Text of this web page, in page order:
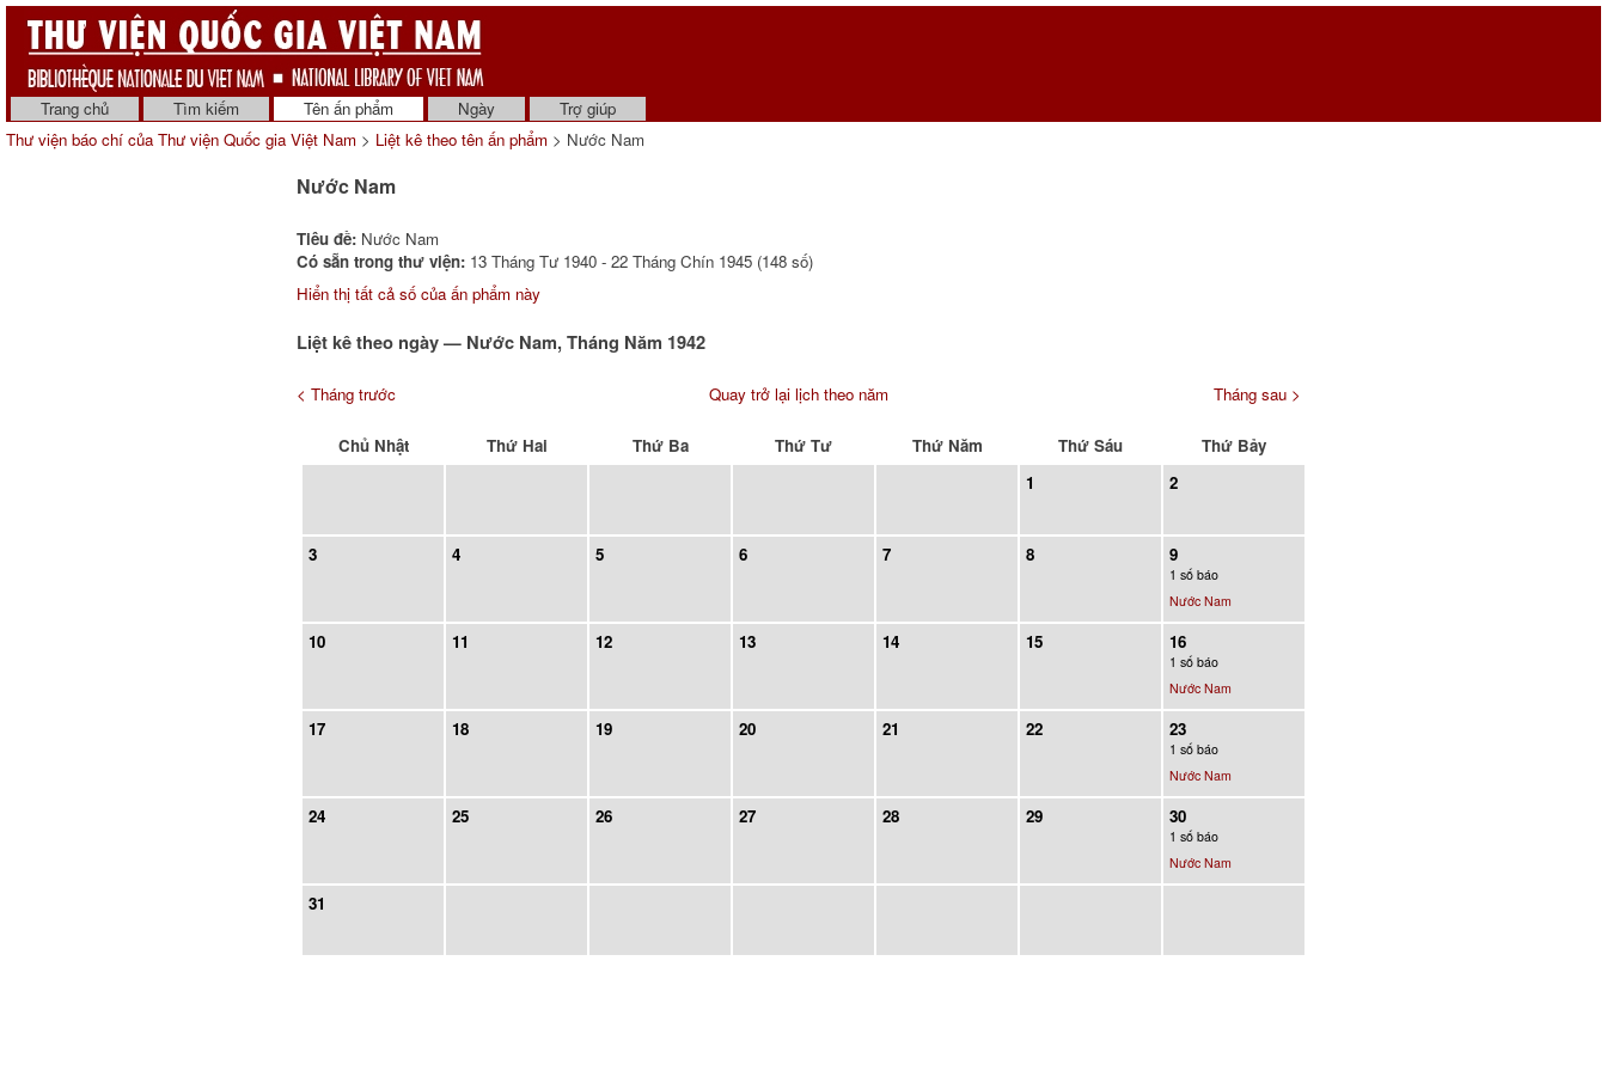
Trang chủ Tìm kiếm Tên ấn phẩm Ngày
Trợ giúp
Thư viện báo chí của Thư viện Quốc gia Việt Nam > Liệt kê theo tên ấn phẩm > Nước Nam
Nước Nam
Tiêu đề: Nước Nam
Có sẵn trong thư viện: 13 Tháng Tư 1940 - 22 Tháng Chín 1945 (148 số)
Hiển thị tất cả số của ấn phẩm này
Liệt kê theo ngày — Nước Nam, Tháng Năm 1942
< Tháng trước Quay trở lại lịch theo năm Tháng sau >
Chủ Nhật Thứ Hai Thứ Ba Thứ Tư Thứ Năm Thứ Sáu
Thứ Bảy
1
2
3 4 5 6 7 8 9
1 số báo
Nước Nam
10 11 12 13 14 15 16
1 số báo
Nước Nam
17 18 19 20 21 22 23
1 số báo
Nước Nam
24 25 26 27 28 29 30
1 số báo
Nước Nam
31